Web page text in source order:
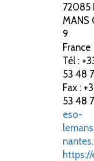
72085
MANS
9
France
Tél :
53 48
Fax :
53 48
eso-